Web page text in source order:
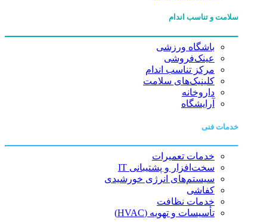
سلامت و تناسب اندام
باشگاه ورزشی
عینک‌فروشی
مرکز تناسب اندام
کلینیک‌های سلامت
داروخانه
آرایشگاه
خدمات فنی
خدمات تعمیرات
سخت‌افزار و پشتیبانی IT
سیستم‌های انرژی خورشیدی
کفاشی
خدمات نظافت
تأسیسات و تهویه (HVAC)